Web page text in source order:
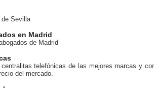
de Sevilla
en Madrid
de Madrid
telefónicas de las mejores marcas y
del mercado.